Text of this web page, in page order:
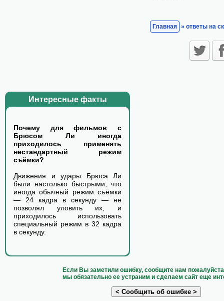
Интересные факты
Почему для фильмов с
Брюсом Ли иногда
приходилось применять
нестандартный режим
съёмки?
Движения и удары Брюса Ли
были настолько быстрыми, что
иногда обычный режим съёмки
— 24 кадра в секунду — не
позволял уловить их, и
приходилось использовать
специальный режим в 32 кадра
в секунду.
Главная » ответы на
Если Вы заметили ошибку, сообщите нам
мы обязательно ее устраним и сделаем сайт еще